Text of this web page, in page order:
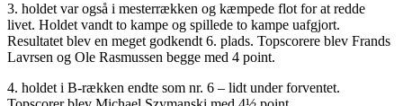
3. holdet var også i mesterrækken og kæmpede flot for at redde
livet. Holdet vandt to kampe og spillede to kampe uafgjort.
Resultatet blev en meget godkendt 6. plads. Topscorere blev Frands
Lavrsen og Ole Rasmussen begge med 4 point.
4. holdet i B-rækken endte som nr. 6 – lidt under forventet.